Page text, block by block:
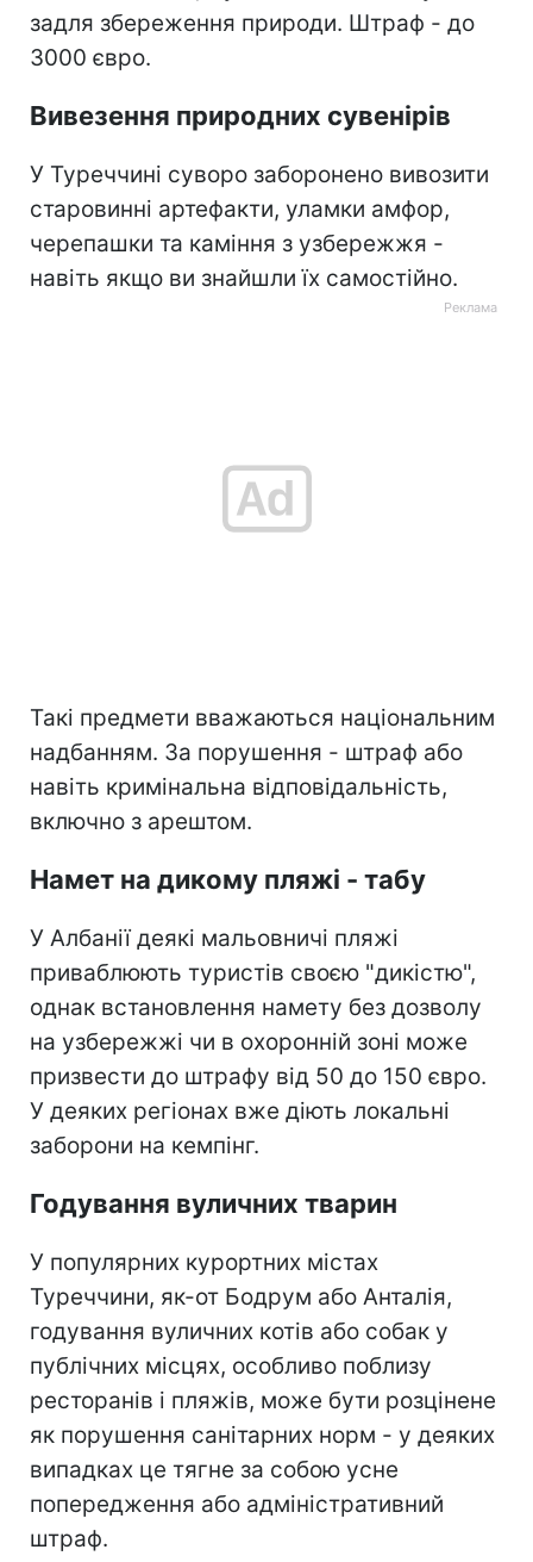
задля збереження природи. Штраф - до
3000 євро.
Вивезення природних сувенірів
У Туреччині суворо заборонено вивозити
старовинні артефакти, уламки амфор,
черепашки та каміння з узбережжя -
навіть якщо ви знайшли їх самостійно.
Такі предмети вважаються національним
надбанням. За порушення - штраф або
навіть кримінальна відповідальність,
включно з арештом.
Намет на дикому пляжі - табу
У Албанії деякі мальовничі пляжі
приваблюють туристів своєю "дикістю",
однак встановлення намету без дозволу
на узбережжі чи в охоронній зоні може
призвести до штрафу від 50 до 150 євро.
У деяких регіонах вже діють локальні
заборони на кемпінг.
Годування вуличних тварин
У популярних курортних містах
Туреччини, як-от Бодрум або Анталія,
годування вуличних котів або собак у
публічних місцях, особливо поблизу
ресторанів і пляжів, може бути розцінене
як порушення санітарних норм - у деяких
випадках це тягне за собою усне
попередження або адміністративний
штраф.